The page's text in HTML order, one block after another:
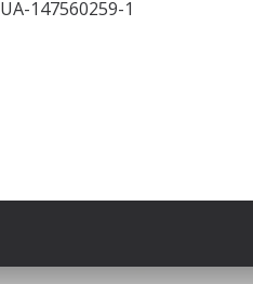
UA-147560259-1